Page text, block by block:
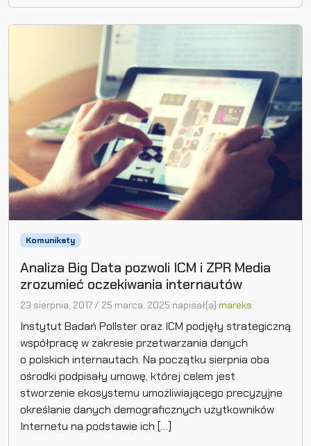
Komunikaty
Analiza Big Data pozwoli ICM i ZPR Media
zrozumieć oczekiwania internautów
23 sierpnia, 2017/ 25 marca, 2025 napisał(a) mareks
Instytut Badań Pollster oraz ICM podjęły strategiczną
współpracę w zakresie przetwarzania danych
o polskich internautach. Na początku sierpnia oba
ośrodki podpisały umowę, której celem jest
stworzenie ekosystemu umożliwiającego precyzyjne
określanie danych demograficznych użytkowników
Internetu na podstawie ich […]